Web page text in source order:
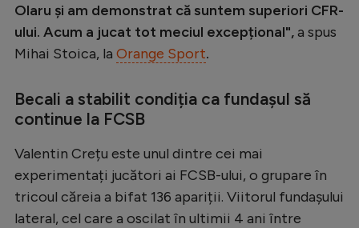
JO 2024
JO 2026
Intră în cont
Creează cont
Olaru și am demonstrat că suntem superiori CFR-
ului. Acum a jucat tot meciul excepțional",a spus
Mihai Stoica, la Orange Sport.
Becali a stabilit condiția ca fundașul să
continue la FCSB
Valentin Crețu este unul dintre cei mai
experimentați jucători ai FCSB-ului, o grupare în
tricoul căreia a bifat 136 apariții. Viitorul fundașului
lateral, cel care a oscilat în ultimii 4 ani între